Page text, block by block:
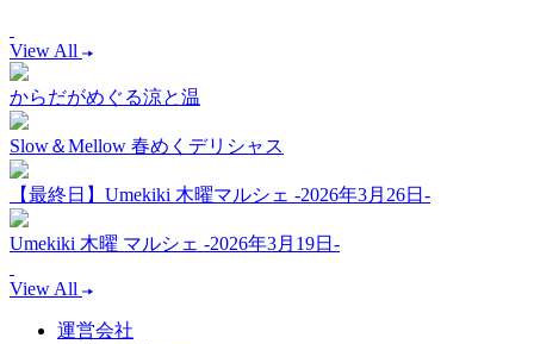
View All
からだがめぐる涼と温
Slow＆Mellow 春めくデリシャス
【最終日】Umekiki 木曜マルシェ -2026年3月26日-
Umekiki 木曜 マルシェ -2026年3月19日-
View All
運営会社